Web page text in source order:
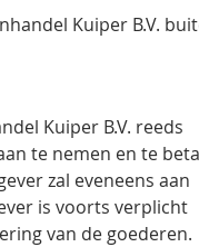
Kuiper B.V.
Kuiper B.V. reeds
te nemen en te
zal eveneens aan
is voorts verplicht
van de goederen.